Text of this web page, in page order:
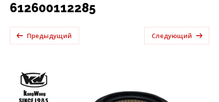
612600112285
Предыдущий Следующий